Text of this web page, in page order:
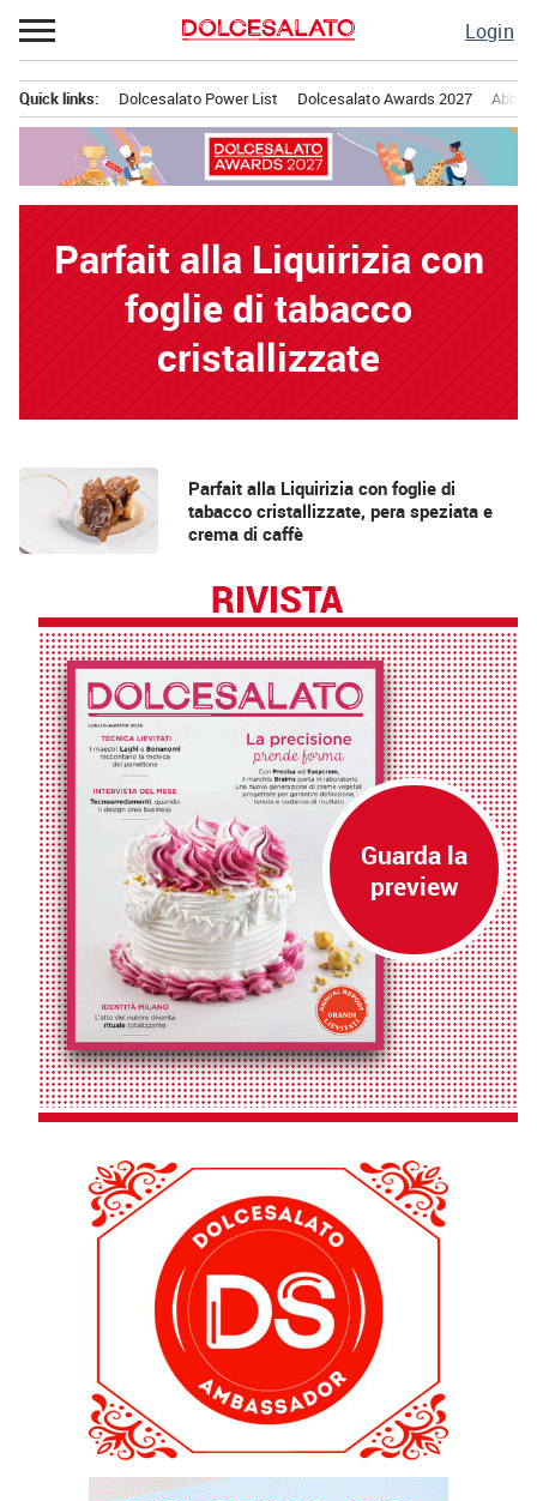
Passa
al
Login
principale
Quick links: Dolcesalato Power List Dolcesalato Awards 2027
Parfait alla Liquirizia con
foglie di tabacco
cristallizzate
News
Parfait alla Liquirizia con foglie di
tabacco cristallizzate, pera speziata e
crema di caffè
RIVISTA